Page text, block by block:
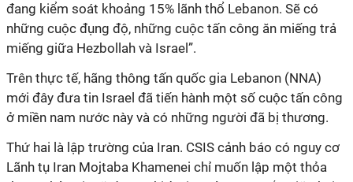
đang kiểm soát khoảng 15% lãnh thổ Lebanon. Sẽ có
những cuộc đụng độ, những cuộc tấn công ăn miếng trả
miếng giữa Hezbollah và Israel ”.
Trên thực tế, hãng thông tấn quốc gia Lebanon (NNA)
mới đây đưa tin Israel đã tiến hành một số cuộc tấn công
ở miền nam nước này và có những người đã bị thương.
Thứ hai là lập trường của Iran. CSIS cảnh báo có nguy cơ
Lãnh tụ Iran Mojtaba Khamenei chỉ muốn lập một thỏa